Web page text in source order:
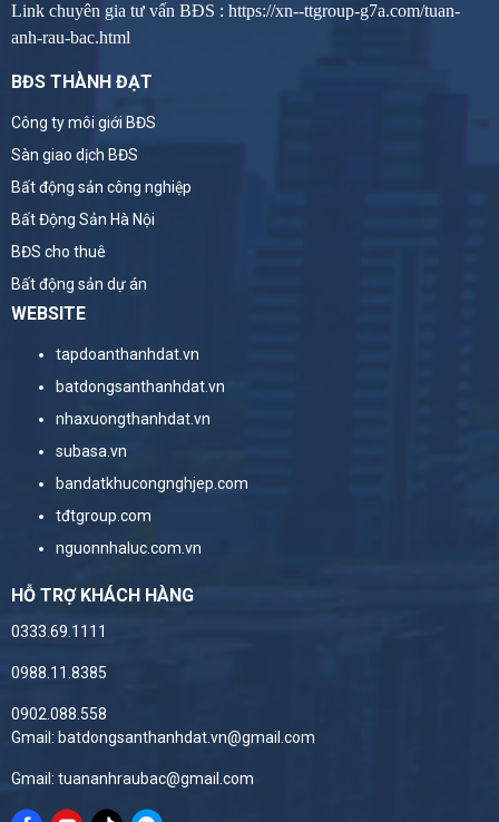
Link chuyên gia tư vấn BĐS : https://xn--ttgroup-g7a.com/tuan-
anh-rau-bac.html
BĐS THÀNH ĐẠT
Công ty môi giới BĐS
Sàn giao dịch BĐS
Bất động sản công nghiệp
Bất Động Sản Hà Nội
BĐS cho thuê
Bất động sản dự án
WEBSITE
tapdoanthanhdat.vn
batdongsanthanhdat.vn
nhaxuongthanhdat.vn
subasa.vn
bandatkhucongnghjep.com
tđtgroup.com
nguonnhaluc.com.vn
HỖ TRỢ KHÁCH HÀNG
0333.69.1111
0988.11.8385
0902.088.558
Gmail: batdongsanthanhdat.vn@gmail.com
Gmail: tuananhraubac@gmail.com